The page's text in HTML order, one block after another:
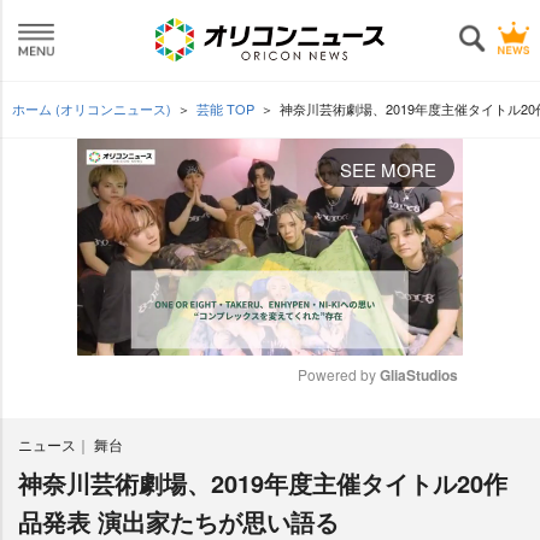
ホーム (オリコンニュース) 芸能 TOP 神奈川芸術劇場、2019年度主催タイトル
SEE MORE
e
Powered by GliaStudios
ニュース 舞台
神奈川芸術劇場、2019年度主催タイトル20作
品発表 演出家たちが思い語る